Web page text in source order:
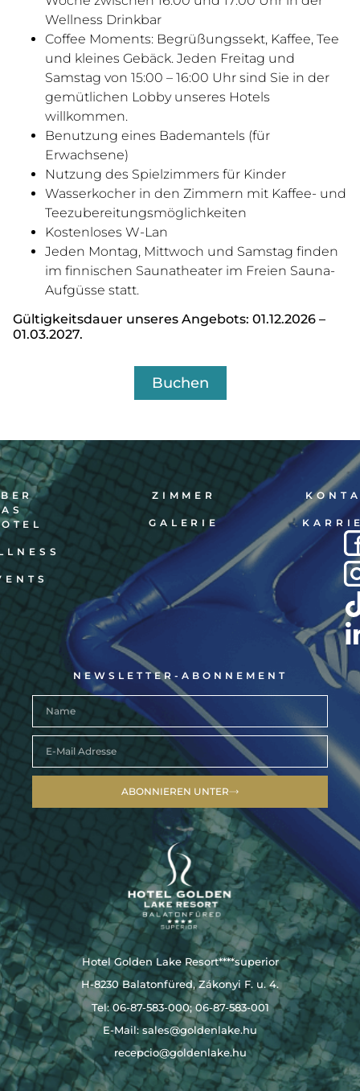
Wellness Drinkbar
Coffee Moments: Begrüßungssekt, Kaffee, Tee
und kleines Gebäck. Jeden Freitag und
Samstag von 15:00 – 16:00 Uhr sind Sie in der
gemütlichen Lobby unseres Hotels
willkommen.
Benutzung eines Bademantels (für
Erwachsene)
Nutzung des Spielzimmers für Kinder
Wasserkocher in den Zimmern mit Kaffee- und
Teezubereitungsmöglichkeiten
Kostenloses W-Lan
Jeden Montag, Mittwoch und Samstag finden
im finnischen Saunatheater im Freien Sauna-
Aufgüsse statt.
Gültigkeitsdauer unseres Angebots: 01.12.2026 –
01.03.2027.
Buchen
ZIMMER
GALERIE
NEWSLETTER-ABONNEMENT
ABONNIEREN UNTER
Hotel Golden Lake Resort****superior
H-8230 Balatonfüred, Zákonyi F. u. 4.
Tel: 06-87-583-000; 06-87-583-001
E-Mail:sales@goldenlake.hu
recepcio@goldenlake.hu